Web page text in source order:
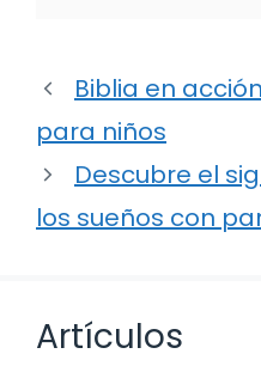
Biblia en
para niños
Descubre el
los sueños con
Artículos